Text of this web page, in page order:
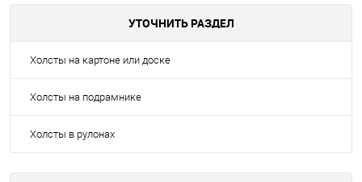
УТОЧНИТЬ РАЗДЕЛ
Холсты на картоне или доске
Холсты на подрамнике
Холсты в рулонах